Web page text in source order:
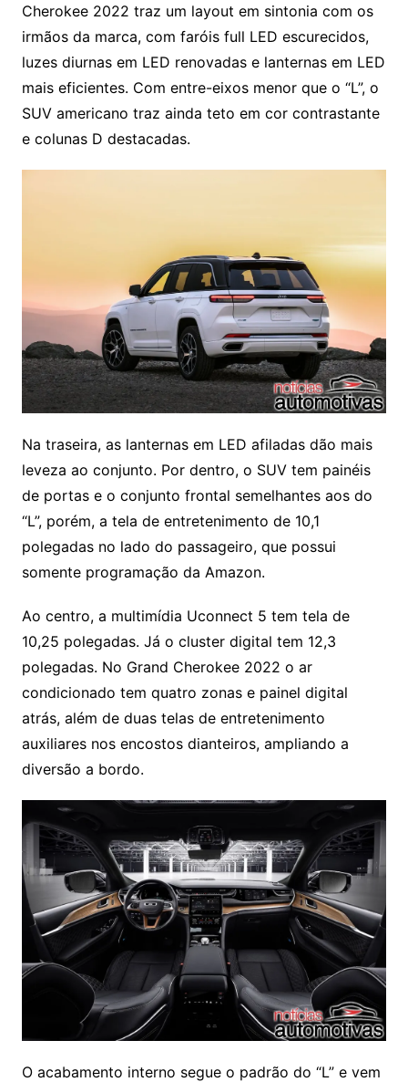
Cherokee 2022 traz um layout em sintonia com os
irmãos da marca, com faróis full LED escurecidos,
luzes diurnas em LED renovadas e lanternas em LED
mais eficientes. Com entre-eixos menor que o “L”, o
SUV americano traz ainda teto em cor contrastante
e colunas D destacadas.
Na traseira, as lanternas em LED afiladas dão mais
leveza ao conjunto. Por dentro, o SUV tem painéis
de portas e o conjunto frontal semelhantes aos do
“L”, porém, a tela de entretenimento de 10,1
polegadas no lado do passageiro, que possui
somente programação da Amazon.
Ao centro, a multimídia Uconnect 5 tem tela de
10,25 polegadas. Já o cluster digital tem 12,3
polegadas. No Grand Cherokee 2022 o ar
condicionado tem quatro zonas e painel digital
atrás, além de duas telas de entretenimento
auxiliares nos encostos dianteiros, ampliando a
diversão a bordo.
O acabamento interno segue o padrão do “L” e vem